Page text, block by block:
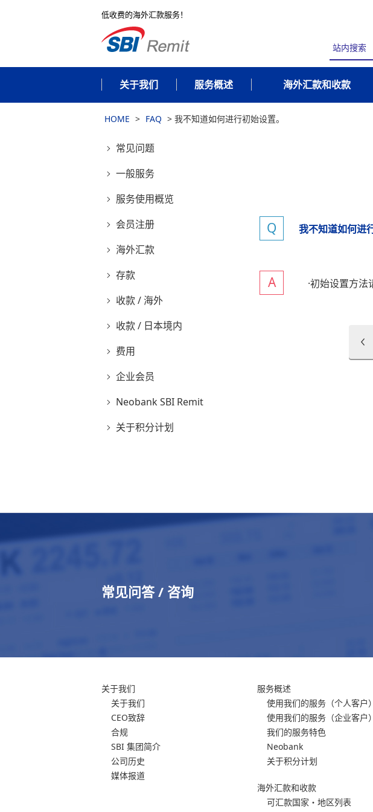
低收费的海外汇款服务！
关于我们 服务概述 海外汇款和收款
HOME > FAQ > 我不知道如何进行初始设置。
我不知道如何进
·初始设置方法
常见问题
一般服务
服务使用概览
会员注册
海外汇款
存款
收款 / 海外
收款 / 日本境内
费用
企业会员
Neobank SBI Remit
关于积分计划
常见问答 / 咨询
关于我们
关于我们
CEO致辞
合规
SBI 集团简介
公司历史
媒体报道
服务概述
使用我们的服务 （个人客户）
使用我们的服务 （企业客户）
我们的服务特色
Neobank
关于积分计划
海外汇款和收款
可汇款国家・地区列表